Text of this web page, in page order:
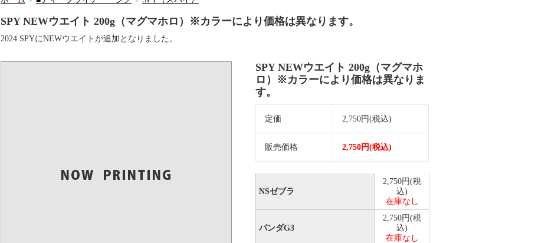
SPY NEWウエイト 200g（マグマホロ）※カラーにより価格は異なります。
2024 SPYにNEWウエイトが追加となりました。
SPY NEWウエイト 200g（マグマホ
ロ）※カラーにより価格は異なりま
す。
定価 2,750円(税込)
販売価格 2,750円(税込)
NSゼブラ
2,750円(税
込)
在庫なし
パンダG3
2,750円(税
込)
在庫なし